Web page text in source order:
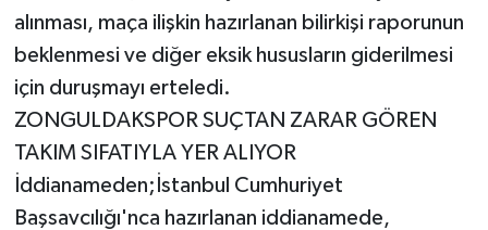
alınması, maça ilişkin hazırlanan bilirkişi raporunun
beklenmesi ve diğer eksik hususların giderilmesi
için duruşmayı erteledi.
ZONGULDAKSPOR SUÇTAN ZARAR GÖREN
TAKIM SIFATIYLA YER ALIYOR
İddianameden;İstanbul Cumhuriyet
Başsavcılığı'nca hazırlanan iddianamede,